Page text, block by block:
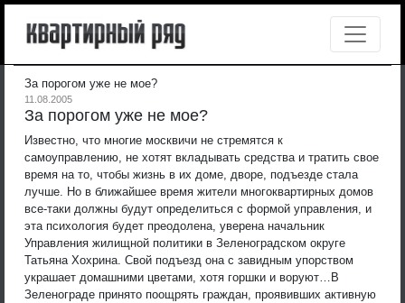
За порогом уже не мое?
11.08.2005
За порогом уже не мое?
Известно, что многие москвичи не стремятся к
самоуправлению, не хотят вкладывать средства и тратить свое
время на то, чтобы жизнь в их доме, дворе, подъезде стала
лучше. Но в ближайшее время жители многоквартирных домов
все-таки должны будут определиться с формой управления, и
эта психология будет преодолена, уверена начальник
Управления жилищной политики в Зеленоградском округе
Татьяна Хохрина. Свой подъезд она с завидным упорством
украшает домашними цветами, хотя горшки и воруют… В
Зеленограде принято поощрять граждан, проявивших активную